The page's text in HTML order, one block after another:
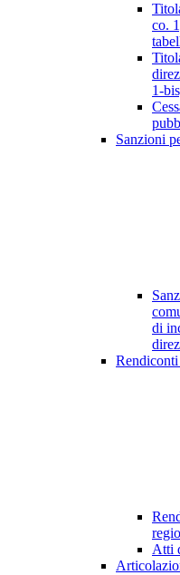
co.
1-
Sanzioni
di
Atti